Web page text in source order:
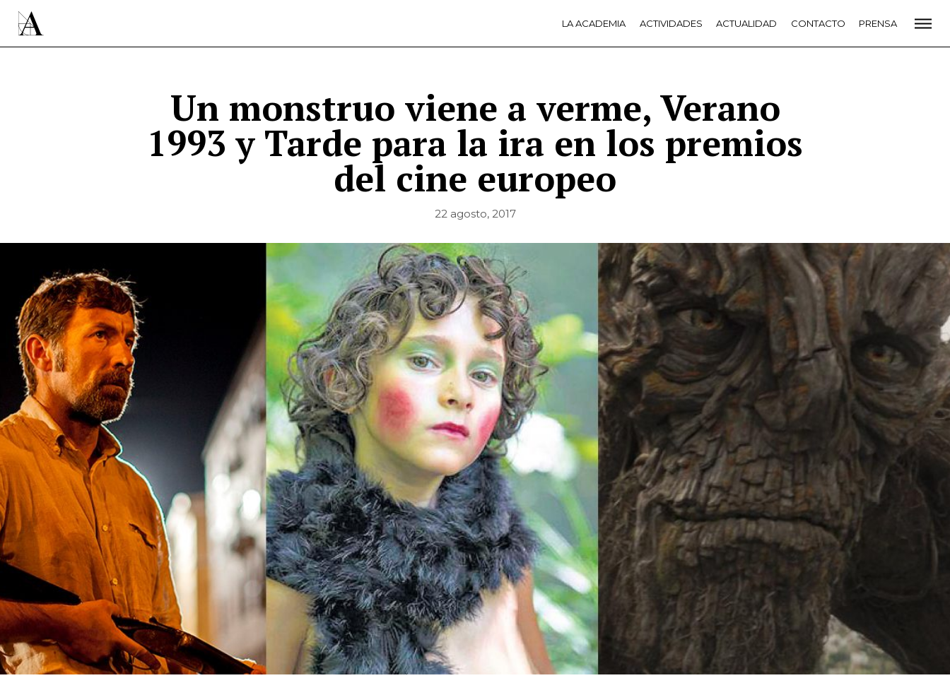
LA ACADEMIA ACTIVIDADES ACTUALIDAD CONTACTO PRENSA
Un monstruo viene a verme, Verano
1993 y Tarde para la ira en los premios
del cine europeo
22 agosto, 2017
LA ACADEMIA PREMIOS GOYA FUNDACIÓN
CONTACTO